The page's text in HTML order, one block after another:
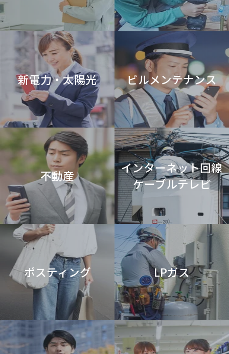
新電力・太陽光 ビルメンテナンス
不動産
インターネット回線
ケーブルテレビ
ポスティング LPガス